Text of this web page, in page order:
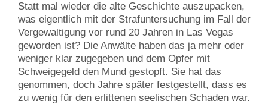
Statt mal wieder die alte Geschichte auszupacken,
was eigentlich mit der Strafuntersuchung im Fall der
Vergewaltigung vor rund 20 Jahren in Las Vegas
geworden ist? Die Anwälte haben das ja mehr oder
weniger klar zugegeben und dem Opfer mit
Schweigegeld den Mund gestopft. Sie hat das
genommen, doch Jahre später festgestellt, dass es
zu wenig für den erlittenen seelischen Schaden war.